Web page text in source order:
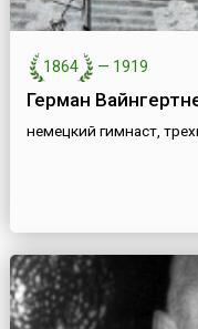
1864 — 1919
Герман
немецкий гимнаст,